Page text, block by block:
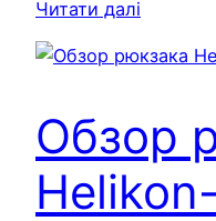
Читати далі
Обзор